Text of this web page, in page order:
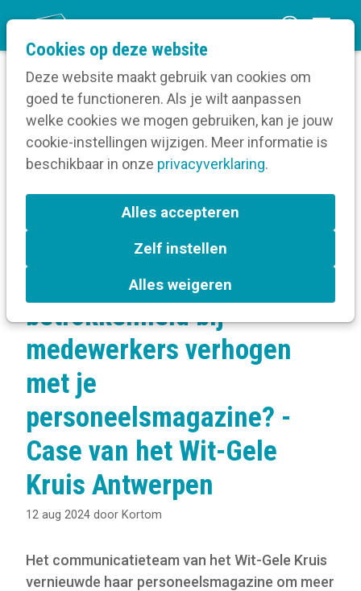
Cookies op deze website
Deze website maakt gebruik van cookies om
goed te functioneren. Als je wilt aanpassen
welke cookies we mogen gebruiken, kan je jouw
cookie-instellingen wijzigen. Meer informatie is
beschikbaar in onze privacyverklaring.
Alles accepteren
Zelf instellen
Alles weigeren
n
m
Home
Verruim je kennis
Interne communicatie
Inleiding tot interne communicatie
verhogen met je personeelsmagazine? - Case
van het Wit-Gele Kruis Antwerpen
Hoe kun je de
betrokkenheid bij
medewerkers verhogen
met je
personeelsmagazine? -
Case van het Wit-Gele
Kruis Antwerpen
12 aug 2024 door Kortom
Het communicatieteam van het Wit-Gele Kruis
vernieuwde haar personeelsmagazine om meer